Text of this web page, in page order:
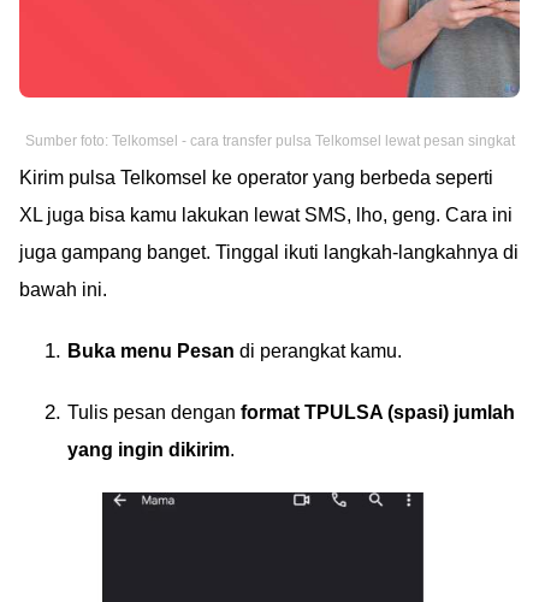
Sumber foto: Telkomsel - cara transfer pulsa Telkomsel lewat pesan singkat
Kirim pulsa Telkomsel ke operator yang berbeda seperti
XL juga bisa kamu lakukan lewat SMS, lho, geng. Cara ini
juga gampang banget. Tinggal ikuti langkah-langkahnya di
bawah ini.
Buka menu Pesan di perangkat kamu.
Tulis pesan dengan format TPULSA (spasi) jumlah
yang ingin dikirim.